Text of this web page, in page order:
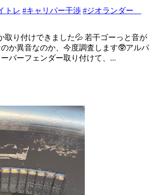
トレ #キャリパー干渉 #ジオランダー
取り付けできました💦 若干ゴーっと音が
か異音なのか、今度調査します🥸アルパ
バーフェンダー取り付けて、...